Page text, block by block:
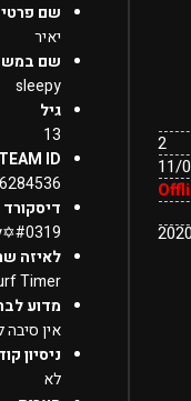
2
11/
שם פרטי
יאיר
שם
sleepy
גיל
13
ID
דיסקורד
לאיזה
Timer
מדוע
אין
ניסיון
לא